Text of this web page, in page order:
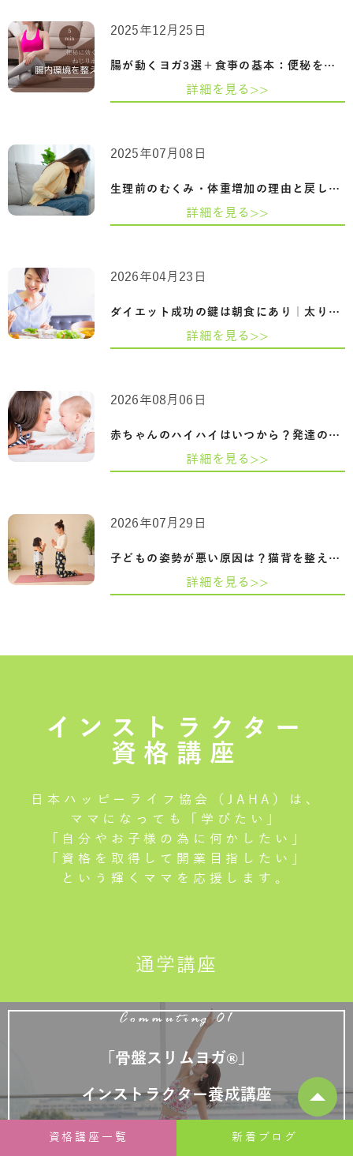
腸が動くヨガ3選＋食事の基本：便秘をため…
2025年12月25日
詳細を見る>>
生理前のむくみ・体重増加の理由と戻し方…
2025年07月08日
詳細を見る>>
ダイエット成功の鍵は朝食にあり｜太りに…
2026年04月23日
詳細を見る>>
赤ちゃんのハイハイはいつから？発達の目…
2026年08月06日
詳細を見る>>
子どもの姿勢が悪い原因は？猫背を整える…
2026年07月29日
詳細を見る>>
インストラクター
資格講座
日本ハッピーライフ協会（JAHA）は、
ママになっても「学びたい」
「自分やお子様の為に何かしたい」
「資格を取得して開業目指したい」
という輝くママを応援します。
通学講座
Commuting 01
「骨盤スリムヨガ®」
インストラクター養成講座
骨盤のスペシャリストヨガ講師育成資格講座
新着ブログ
資格講座一覧